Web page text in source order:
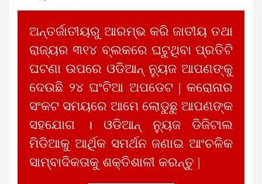
ଅନ୍ତର୍ଜାତୀୟରୁ ଆରମ୍ଭ କରି ଜାତୀୟ ତଥା
ରାଜ୍ୟର ୩୧୪ ବ୍ଲକରେ ଘଟୁଥିବା ପ୍ରତିଟି
ଘଟଣା ଉପରେ ଓଡିଆନ୍ ନ୍ୟୁଜ ଆପଣଙ୍କୁ
ଦେଉଛି ୨୪ ଘଂଟିଆ ଅପଡେଟ | କରୋନାର
ସଂକଟ ସମୟରେ ଆମେ ଲୋଡୁଛୁ ଆପଣଙ୍କ
ସହଯୋଗ । ଓଡିଆନ୍ ନ୍ୟୁଜ ଡିଜିଟାଲ
ମିଡିଆକୁ ଆର୍ଥିକ ସମର୍ଥନ ଜଣାଇ ଆଂଚଳିକ
ସାମ୍ବାଦିକତାକୁ ଶକ୍ତିଶାଳୀ କରନ୍ତୁ |